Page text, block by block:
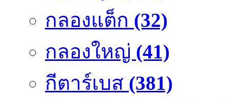
กลองแต็ก (32)
กลองใหญ่ (41)
กีตาร์เบส (381)